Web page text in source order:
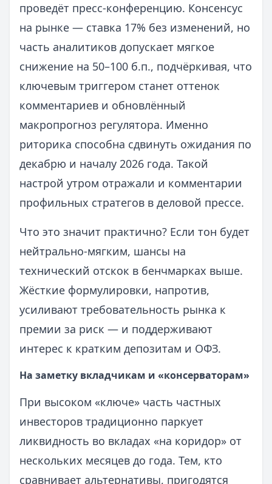
проведёт пресс‑конференцию. Консенсус
на рынке — ставка 17% без изменений, но
часть аналитиков допускает мягкое
снижение на 50–100 б.п., подчёркивая, что
ключевым триггером станет оттенок
комментариев и обновлённый
макропрогноз регулятора. Именно
риторика способна сдвинуть ожидания по
декабрю и началу 2026 года. Такой
настрой утром отражали и комментарии
профильных стратегов в деловой прессе.
Что это значит практично? Если тон будет
нейтрально‑мягким, шансы на
технический отскок в бенчмарках выше.
Жёсткие формулировки, напротив,
усиливают требовательность рынка к
премии за риск — и поддерживают
интерес к кратким депозитам и ОФЗ.
На заметку вкладчикам и «консерваторам»
При высоком «ключе» часть частных
инвесторов традиционно паркует
ликвидность во вкладах «на коридор» от
нескольких месяцев до года. Тем, кто
сравнивает альтернативы, пригодятся